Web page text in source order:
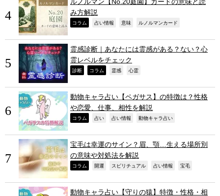
ルノルマン【No.20庭園】カードの意味と読
み方解説
コラム 占い情報 意味 ルノルマンカード
霊感診断｜あなたには霊感がある？ない？心
霊レベルをチェック
診断 コラム 霊感 心霊
動物キャラ占い【ペガサス】の特徴は？性格
や恋愛、仕事、相性を解説
コラム 占い 占い情報 動物キャラ占い
宝毛は幸運のサイン？眉、顎…生える場所別
の意味や対処法を解説
コラム 開運 スピリチュアル 占い情報 宝毛
動物キャラ占い【守りの猿】特徴・性格・相